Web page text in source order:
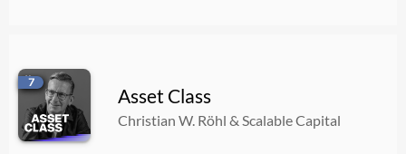
7
Asset Class
Christian W. Röhl & Scalable Capital